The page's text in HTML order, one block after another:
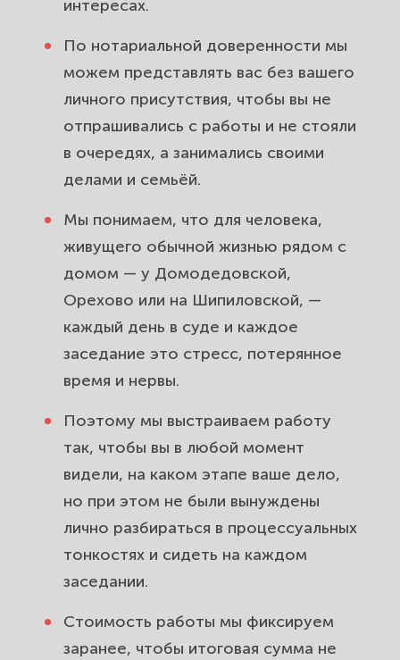
интересах.
По нотариальной доверенности мы
можем представлять вас без вашего
личного присутствия, чтобы вы не
отпрашивались с работы и не стояли
в очередях, а занимались своими
делами и семьёй.
Мы понимаем, что для человека,
живущего обычной жизнью рядом с
домом — у Домодедовской,
Орехово или на Шипиловской, —
каждый день в суде и каждое
заседание это стресс, потерянное
время и нервы.
Поэтому мы выстраиваем работу
так, чтобы вы в любой момент
видели, на каком этапе ваше дело,
но при этом не были вынуждены
лично разбираться в процессуальных
тонкостях и сидеть на каждом
заседании.
Стоимость работы мы фиксируем
заранее, чтобы итоговая сумма не